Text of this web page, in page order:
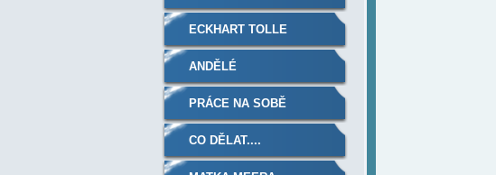
ECKHART TOLLE
ANDĚLÉ
PRÁCE NA SOBĚ
CO DĚLAT....